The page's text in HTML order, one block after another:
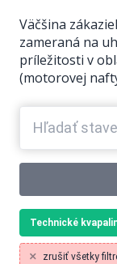
Väčšina
zameraná na
príležitosti v
(motorovej
Technické
zrušiť všetky